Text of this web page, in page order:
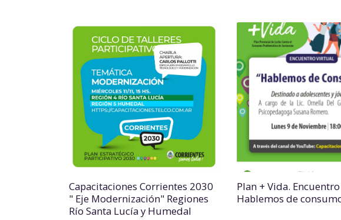
Capacitaciones Corrientes 2030
" Eje Modernización" Regiones
Río Santa Lucía y Humedal
Plan + Vida.
Hablemos de